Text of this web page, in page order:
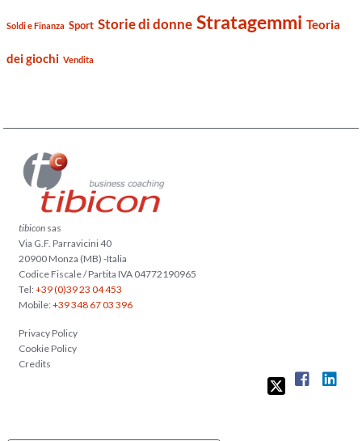
Soldi e Finanza Sport Storie di donne Stratagemmi Teoria
dei giochi Vendita
tibicon sas
Via G.F. Parravicini 40
20900 Monza (MB) -Italia
Codice Fiscale / Partita IVA 04772190965
Tel:+39 (0)39 23 04 453
Mobile:+39 348 67 03 396
Privacy Policy
Cookie Policy
Credits